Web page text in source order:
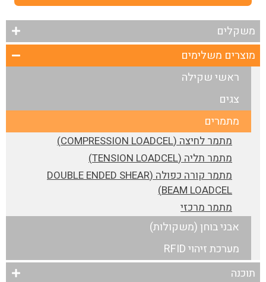
משקלים
מוצרים משלימים
ראשי שקילה
צגים
מתמרים
מתמר לחיצה (COMPRESSION LOADCEL)
מתמר תליה (TENSION LOADCEL)
מתמר קורה כפולה (DOUBLE ENDED SHEAR
BEAM LOADCEL)
מתמר מרכזי
אבני בוחן (משקולות)
מערכת זיהוי RFID
תוכנה